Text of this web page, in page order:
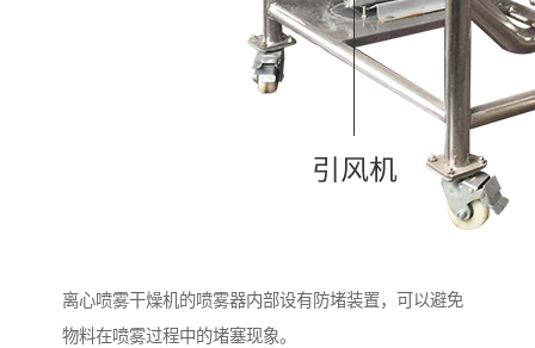
离心喷雾干燥机的喷雾器内部设有防堵装置，可以避免
物料在喷雾过程中的堵塞现象。